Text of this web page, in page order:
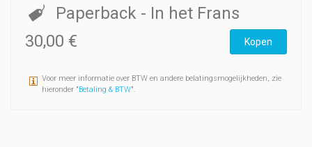
Paperback - In het Frans
30,00 €
Kopen
Voor meer informatie over BTW en andere belatingsmogelijkheden, zie
hieronder "Betaling & BTW".